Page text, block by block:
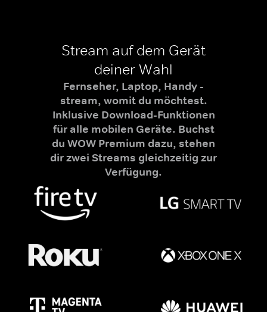
Stream auf dem Gerät
deiner Wahl
Fernseher, Laptop, Handy -
stream, womit du möchtest.
Inklusive Download-Funktionen
für alle mobilen Geräte. Buchst
du WOW Premium dazu, stehen
dir zwei Streams gleichzeitig zur
Verfügung.